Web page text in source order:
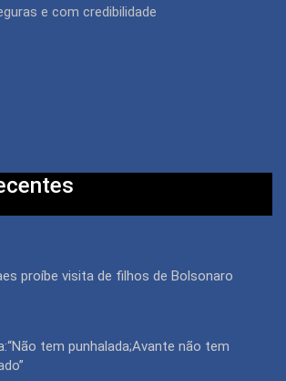
e com credibilidade
proíbe visita de filhos de Bolsonaro
tem punhalada;Avante não tem